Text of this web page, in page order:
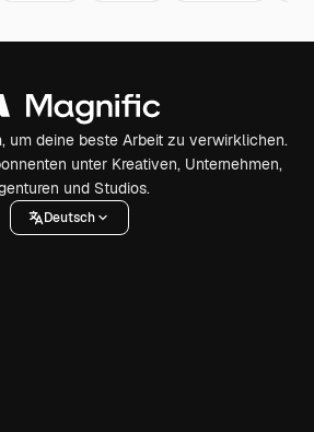
um deine beste Arbeit zu verwirklichen.
unter Kreativen, Unternehmen,
und Studios.
Deutsch